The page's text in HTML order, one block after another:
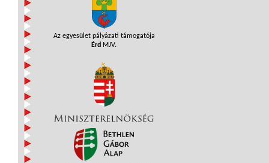
Az egyesület pályázati támogatója
Érd MJV.